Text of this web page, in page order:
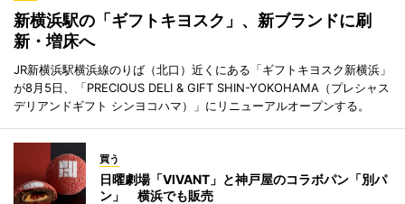
新横浜駅の「ギフトキヨスク」、新ブランドに刷
新・増床へ
JR新横浜駅横浜線のりば（北口）近くにある「ギフトキヨスク新横浜」
が8月5日、「PRECIOUS DELI & GIFT SHIN-YOKOHAMA（プレシャス
デリアンドギフト シンヨコハマ）」にリニューアルオープンする。
買う
日曜劇場「VIVANT」と神戸屋のコラボパン「別パ
ン」 横浜でも販売